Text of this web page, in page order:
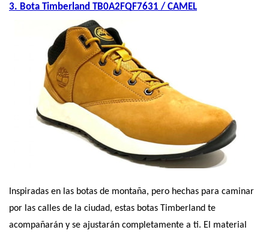
3. Bota Timberland TB0A2FQF7631 / CAMEL
Inspiradas en las botas de montaña, pero hechas para caminar
por las calles de la ciudad, estas botas Timberland te
acompañarán y se ajustarán completamente a ti. El material